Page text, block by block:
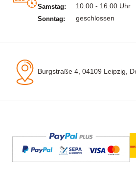
Samstag: 10.00 - 16.00 Uhr
Sonntag: geschlossen
Burgstraße 4, 04109 Leipzig,